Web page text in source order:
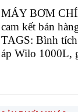
MÁY BƠM
cam kết bán
TAGS: Bình
áp Wilo 1000L,